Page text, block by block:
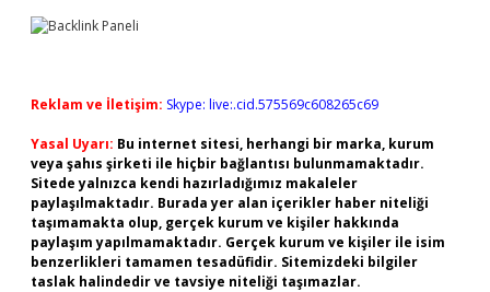
Reklam ve İletişim: Skype: live:.cid.575569c608265c69
Yasal Uyarı: Bu internet sitesi, herhangi bir marka, kurum
veya şahıs şirketi ile hiçbir bağlantısı bulunmamaktadır.
Sitede yalnızca kendi hazırladığımız makaleler
paylaşılmaktadır. Burada yer alan içerikler haber niteliği
taşımamakta olup, gerçek kurum ve kişiler hakkında
paylaşım yapılmamaktadır. Gerçek kurum ve kişiler ile isim
benzerlikleri tamamen tesadüfidir. Sitemizdeki bilgiler
taslak halindedir ve tavsiye niteliği taşımazlar.